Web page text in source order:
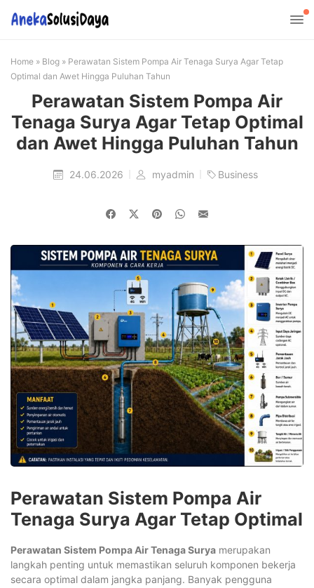
Home » Blog » Perawatan Sistem Pompa Air Tenaga Surya Agar Tetap
Optimal dan Awet Hingga Puluhan Tahun
Perawatan Sistem Pompa Air
Tenaga Surya Agar Tetap Optimal
dan Awet Hingga Puluhan Tahun
24.06.2026 myadmin Business
Perawatan Sistem Pompa Air
Tenaga Surya Agar Tetap Optimal
Perawatan Sistem Pompa Air Tenaga Surya merupakan
langkah penting untuk memastikan seluruh komponen bekerja
secara optimal dalam jangka panjang. Banyak pengguna